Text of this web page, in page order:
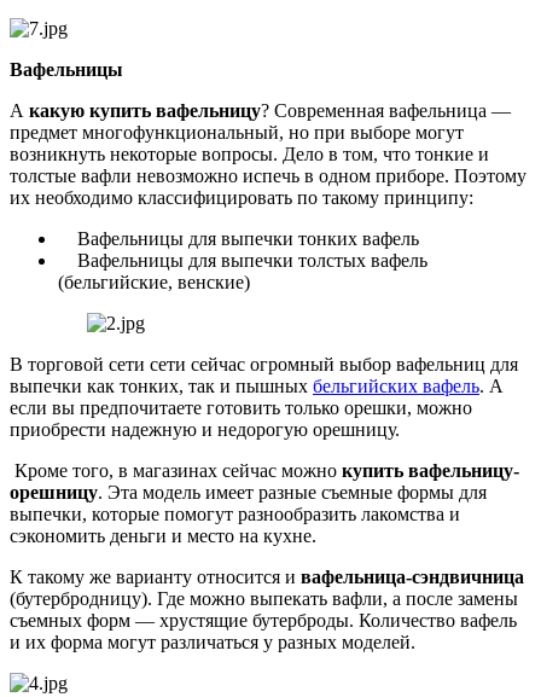
Вафельницы
А какую купить вафельницу? Современная вафельница —
предмет многофункциональный, но при выборе могут
возникнуть некоторые вопросы. Дело в том, что тонкие и
толстые вафли невозможно испечь в одном приборе. Поэтому
их необходимо классифицировать по такому принципу:
Вафельницы для выпечки тонких вафель
Вафельницы для выпечки толстых вафель
(бельгийские, венские)
В торговой сети сети сейчас огромный выбор вафельниц для
выпечки как тонких, так и пышных бельгийских вафель. А
если вы предпочитаете готовить только орешки, можно
приобрести надежную и недорогую орешницу.
Кроме того, в магазинах сейчас можно купить вафельницу-
орешницу. Эта модель имеет разные съемные формы для
выпечки, которые помогут разнообразить лакомства и
сэкономить деньги и место на кухне.
К такому же варианту относится и вафельница-сэндвичница
(бутербродницу). Где можно выпекать вафли, а после замены
съемных форм — хрустящие бутерброды. Количество вафель
и их форма могут различаться у разных моделей.